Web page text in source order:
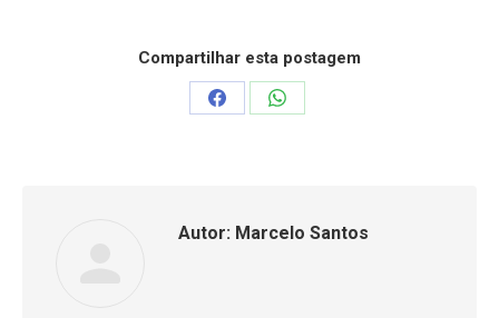
Compartilhar esta postagem
CompartilharCompartilhar
Autor: Marcelo Santos